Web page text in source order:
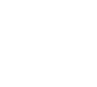
Первый
Вячеслав
Первый